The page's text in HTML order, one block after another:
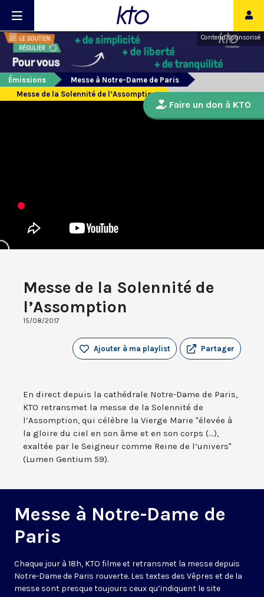
Contenu sponsorisé
Émissions
Messe à Notre-Dame de Paris
Messe de la Solennité de l’Assomption
Messe de la Solennité de
l’Assomption
15/08/2017
Partager
Ajouter à ma playlist
En direct depuis la cathédrale Notre-Dame de Paris,
KTO retransmet la messe de la Solennité de
l’Assomption, qui célèbre la Vierge Marie "élevée à
la gloire du ciel en son âme et en son corps (...),
exaltée par le Seigneur comme Reine de l’univers"
(Lumen Gentium 59).
Messe à Notre-Dame de
Paris
Chaque jour à 18h, KTO filme et retransmet la messe depuis
Notre-Dame de Paris rouverte. Les textes des Vêpres et de la
messe sont presque toujours ceux qu’indiquent le site
Faire un don à KTO